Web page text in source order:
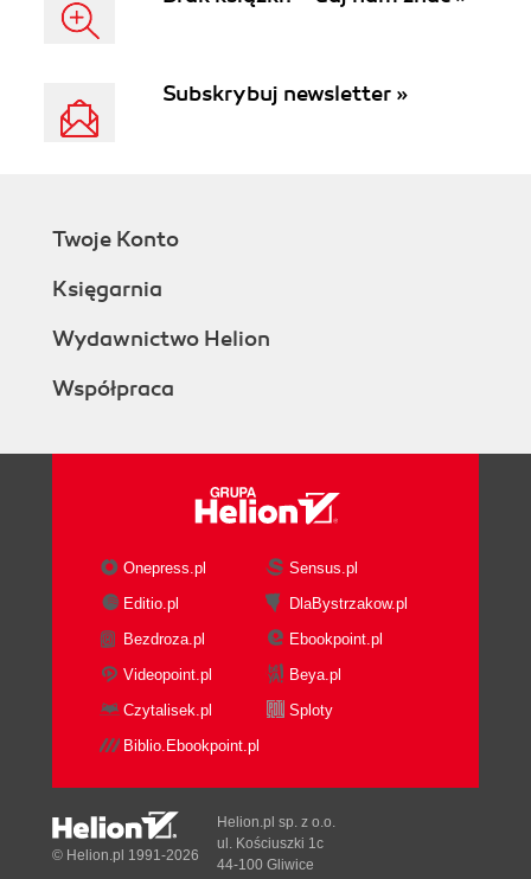
Subskrybuj newsletter »
Twoje Konto
Księgarnia
Wydawnictwo Helion
Współpraca
Onepress.pl
Sensus.pl
Editio.pl
DlaBystrzakow.pl
Bezdroza.pl
Ebookpoint.pl
Videopoint.pl
Beya.pl
Czytalisek.pl
Sploty
Biblio.Ebookpoint.pl
© Helion.pl 1991-2026
Helion.pl sp. z o.o.
ul. Kościuszki 1c
44-100 Gliwice